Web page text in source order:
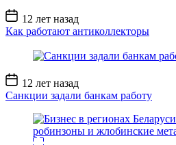
Дата
записи
12 лет назад
Как работают антиколлекторы
Дата
записи
12 лет назад
Санкции задали банкам работу